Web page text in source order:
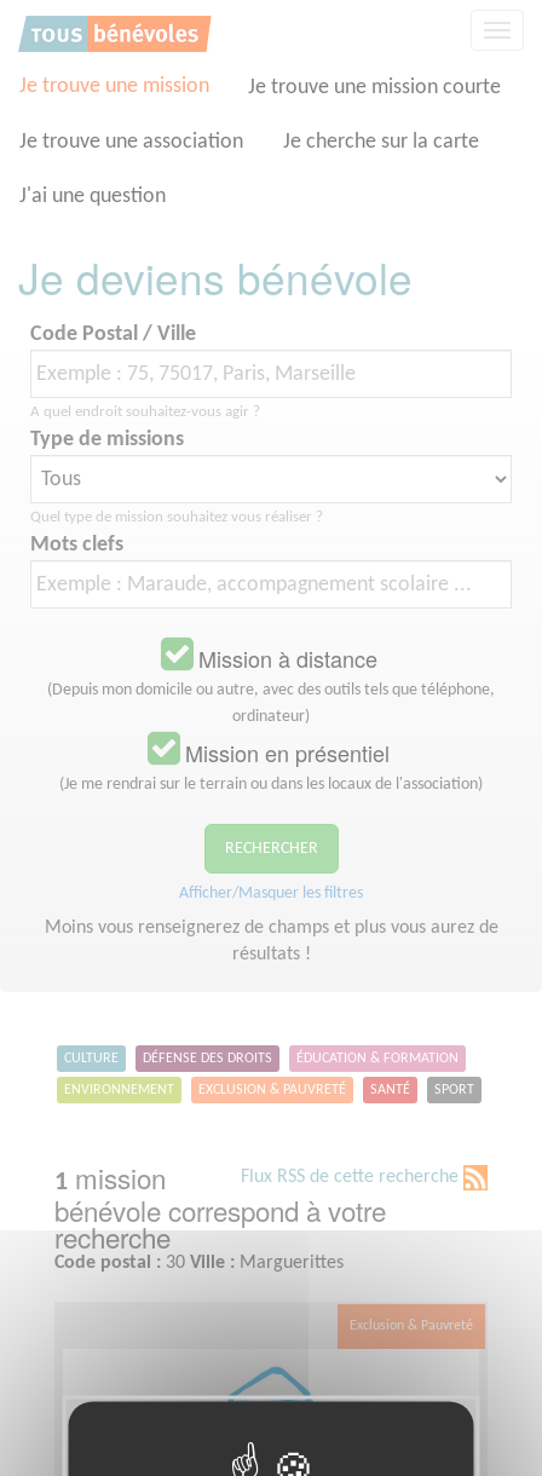
Je trouve une mission Je trouve une mission courte
Je trouve une association Je cherche sur la carte
J'ai une question
Je deviens bénévole
Code Postal / Ville
A quel endroit souhaitez-vous agir ?
Type de missions
Quel type de mission souhaitez vous réaliser ?
Mots clefs
Mission à distance
(Depuis mon domicile ou autre, avec des outils tels que téléphone,
ordinateur)
Mission en présentiel
(Je me rendrai sur le terrain ou dans les locaux de l'association)
RECHERCHER
Afficher/Masquer les filtres
Moins vous renseignerez de champs et plus vous aurez de
résultats !
CULTURE DÉFENSE DES DROITS ÉDUCATION & FORMATION
ENVIRONNEMENT EXCLUSION & PAUVRETÉ SANTÉ SPORT
Flux RSS de cette recherche
1 mission
bénévole correspond à votre
recherche
Code postal : 30 Ville : Marguerittes
Exclusion & Pauvreté
Panneau de gestion des cookies